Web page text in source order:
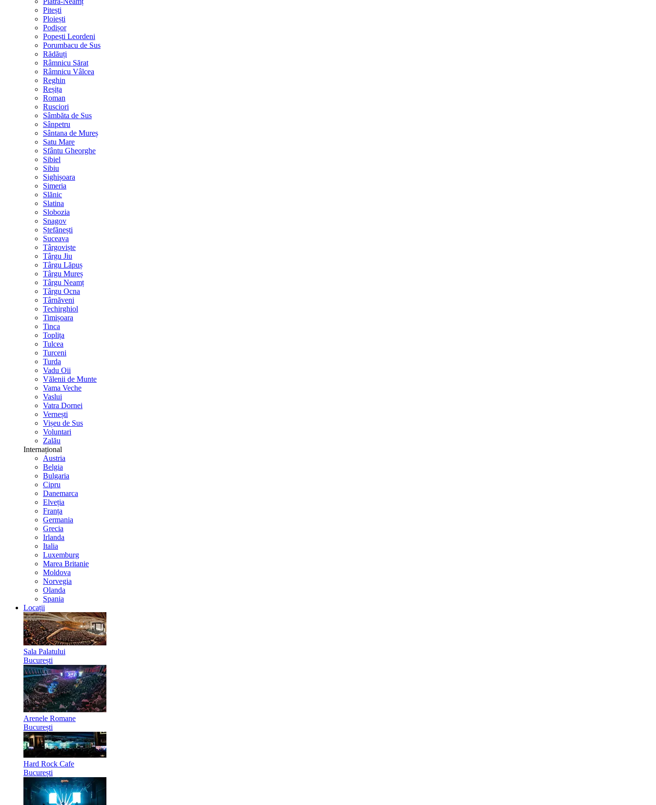
Pitești
Ploiești
Podișor
Popești Leordeni
Porumbacu de Sus
Rădăuți
Râmnicu Sărat
Râmnicu Vâlcea
Reghin
Reșița
Roman
Rusciori
Sâmbăta de Sus
Sânpetru
Sântana de Mureș
Satu Mare
Sfântu Gheorghe
Sibiel
Sibiu
Sighișoara
Simeria
Slănic
Slatina
Slobozia
Snagov
Ștefănești
Suceava
Târgoviște
Târgu Jiu
Târgu Lăpuș
Târgu Mureș
Târgu Neamț
Târgu Ocna
Târnăveni
Techirghiol
Timișoara
Tinca
Toplița
Tulcea
Turceni
Turda
Vadu Oii
Vălenii de Munte
Vama Veche
Vaslui
Vatra Dornei
Vernești
Vișeu de Sus
Voluntari
Zalău
Internațional
Austria
Belgia
Bulgaria
Cipru
Danemarca
Elveția
Franța
Germania
Grecia
Irlanda
Italia
Luxemburg
Marea Britanie
Moldova
Norvegia
Olanda
Spania
Locații
Sala Palatului
București
Arenele Romane
București
Hard Rock Cafe
București